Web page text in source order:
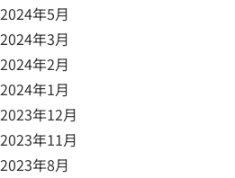
2024年5月
2024年3月
2024年2月
2024年1月
2023年12月
2023年11月
2023年8月